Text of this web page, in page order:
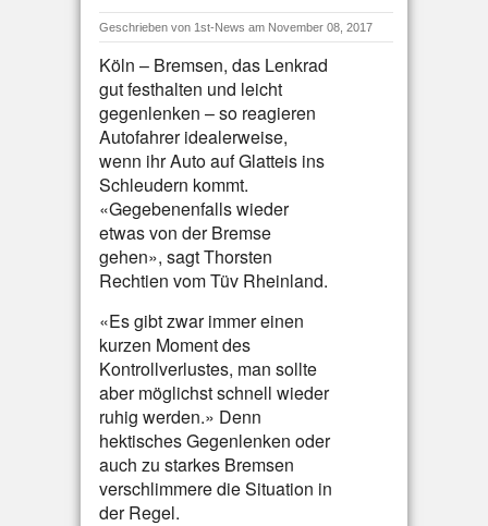
Geschrieben von 1st-News am November 08, 2017
Köln – Bremsen, das Lenkrad
gut festhalten und leicht
gegenlenken – so reagieren
Autofahrer idealerweise,
wenn ihr Auto auf Glatteis ins
Schleudern kommt.
«Gegebenenfalls wieder
etwas von der Bremse
gehen», sagt Thorsten
Rechtien vom Tüv Rheinland.
«Es gibt zwar immer einen
kurzen Moment des
Kontrollverlustes, man sollte
aber möglichst schnell wieder
ruhig werden.» Denn
hektisches Gegenlenken oder
auch zu starkes Bremsen
verschlimmere die Situation in
der Regel.